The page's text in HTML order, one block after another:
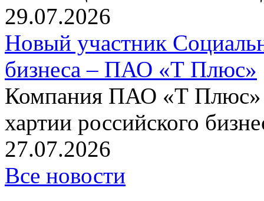
29.07.2026
Новый участник
бизнеса – ПАО «Т Плюс»
Компания ПАО «Т Плюс»
хартии российского
27.07.2026
Все новости